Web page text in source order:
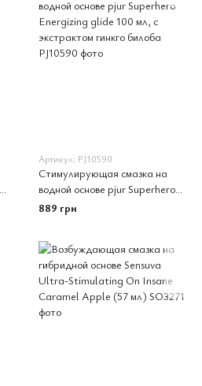
Артикул: PJ10590
Стимулирующая смазка на
водной основе pjur Superhero
Energizing glide 100 мл, с
экстрактом гинкго билоба
889 грн